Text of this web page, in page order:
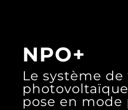
NPO+
Le système
pose en